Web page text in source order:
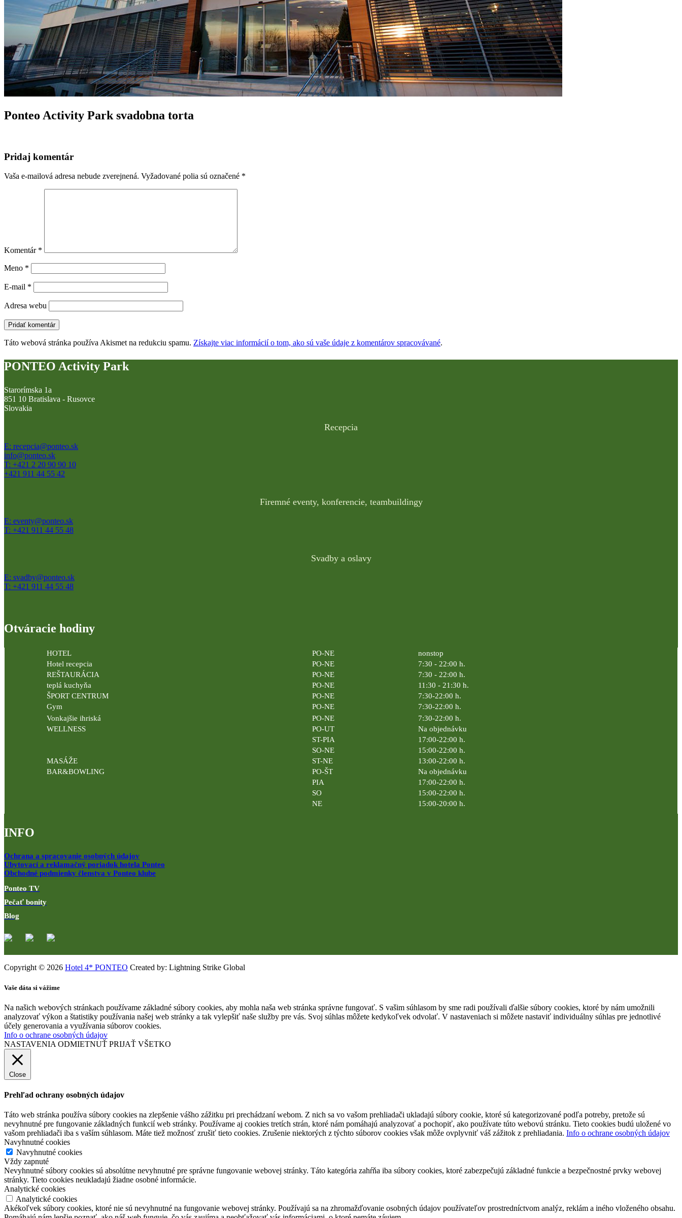
Ponteo Activity Park svadobna torta
Pridaj komentár
Vaša e-mailová adresa nebude zverejnená. Vyžadované polia sú označené *
Komentár *
Meno *
E-mail *
Adresa webu
Táto webová stránka používa Akismet na redukciu spamu. Získajte viac informácií o tom, ako sú vaše údaje z komentárov spracovávané.
PONTEO Activity Park
Starorímska 1a
851 10 Bratislava - Rusovce
Slovakia
Recepcia
E: recepcia@ponteo.sk
info@ponteo.sk
T: +421 2 20 90 90 10
+421 911 44 55 42
Firemné eventy, konferencie, teambuildingy
E: eventy@ponteo.sk
T: +421 911 44 55 48
Svadby a oslavy
E: svadby@ponteo.sk
T: +421 911 44 55 48
Otváracie hodiny
HOTEL PO-NE
nonstop
Hotel recepcia
PO-NE
7:30 - 22:00 h.
REŠTAURÁCIA
PO-NE
7:30 - 22:00 h.
teplá kuchyňa
PO-NE
11:30 - 21:30 h.
ŠPORT CENTRUM
PO-NE
7:30-22:00 h.
Gym
PO-NE
7:30-22:00 h.
Vonkajšie ihriská
PO-NE
7:30-22:00 h.
WELLNESS
PO-UT
Na objednávku
ST-PIA
17:00-22:00 h.
SO-NE
15:00-22:00 h.
MASÁŽE
ST-NE
13:00-22:00 h.
BAR&BOWLING
PO-ŠT
Na objednávku
PIA
17:00-22:00 h.
SO
15:00-22:00 h.
NE
15:00-20:00 h.
INFO
Ochrana a spracovanie osobných údajov
Ubytovací a reklamačný poriadok hotela Ponteo
Obchodné podmienky členstva v Ponteo klube
Ponteo TV
Pečať bonity
Blog
Copyright © 2026 Hotel 4* PONTEO Created by: Lightning Strike Global
Vaše dáta si vážime
Na našich webových stránkach používame základné súbory cookies, aby mohla naša web stránka správne fungovať. S vašim súhlasom by sme radi používali ďalšie súbory cookies, ktoré by nám umožnili
analyzovať výkon a štatistiky používania našej web stránky a tak vylepšiť naše služby pre vás. Svoj súhlas môžete kedykoľvek odvolať. V nastaveniach si môžete nastaviť individuálny súhlas pre jednotlivé
účely generovania a využívania súborov cookies.
Info o ochrane osobných údajov
NASTAVENIA ODMIETNUŤ PRIJAŤ VŠETKO
Close
Prehľad ochrany osobných údajov
Táto web stránka používa súbory cookies na zlepšenie vášho zážitku pri prechádzaní webom. Z nich sa vo vašom prehliadači ukladajú súbory cookie, ktoré sú kategorizované podľa potreby, pretože sú
nevyhnutné pre fungovanie základných funkcií web stránky. Používame aj cookies tretích strán, ktoré nám pomáhajú analyzovať a pochopiť, ako používate túto webovú stránku. Tieto cookies budú uložené vo
vašom prehliadači iba s vaším súhlasom. Máte tiež možnosť zrušiť tieto cookies. Zrušenie niektorých z týchto súborov cookies však môže ovplyvniť váš zážitok z prehliadania. Info o ochrane osobných údajov
Navyhnutné cookies
Navyhnutné cookies
Vždy zapnuté
Nevyhnutné súbory cookies sú absolútne nevyhnutné pre správne fungovanie webovej stránky. Táto kategória zahŕňa iba súbory cookies, ktoré zabezpečujú základné funkcie a bezpečnostné prvky webovej
stránky. Tieto cookies neukladajú žiadne osobné informácie.
Analytické cookies
Analytické cookies
Akékoľvek súbory cookies, ktoré nie sú nevyhnutné na fungovanie webovej stránky. Používajú sa na zhromažďovanie osobných údajov používateľov prostredníctvom analýz, reklám a iného vloženého obsahu.